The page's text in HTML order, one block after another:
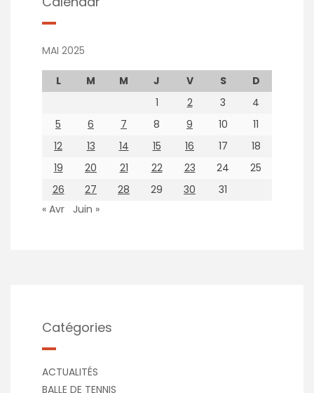
MAI 2025
L M M J V S
D
1
2 3
4
5
6 7 8 9 10
11
12
13 14 15 16 17
18
19
20 21 22 23 24
25
26
27 28 29 30
31
« Avr
Juin »
Catégories
ACTUALITÉS
BALLE DE TENNIS